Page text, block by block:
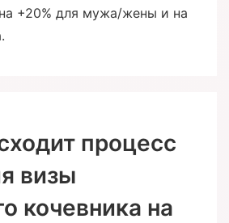
+20% для мужа/жены и на
процесс
визы
кочевника на